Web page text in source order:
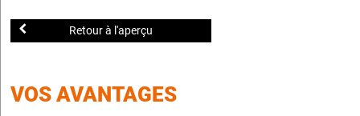
Retour à l'aperçu
VOS AVANTAGES